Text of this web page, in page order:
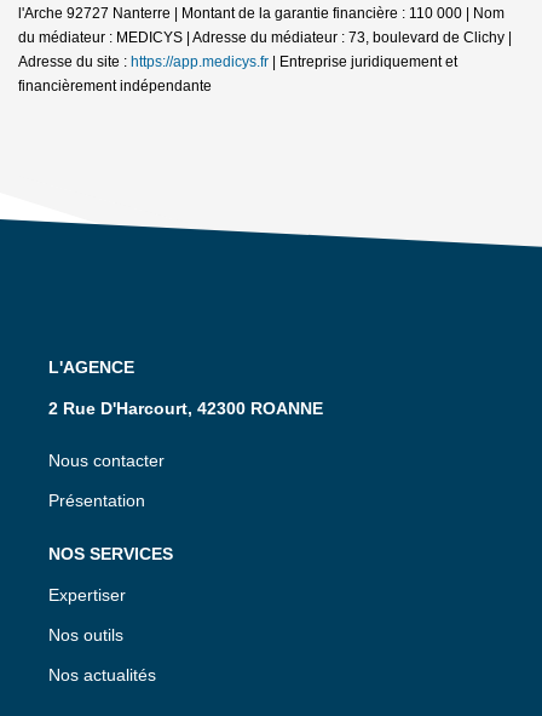
l'Arche 92727 Nanterre | Montant de la garantie financière : 110 000 | Nom
du médiateur : MEDICYS | Adresse du médiateur : 73, boulevard de Clichy |
Adresse du site : https://app.medicys.fr | Entreprise juridiquement et
financièrement indépendante
L'AGENCE
2 Rue D'Harcourt, 42300 ROANNE
Nous contacter
Présentation
NOS SERVICES
Expertiser
Nos outils
Nos actualités